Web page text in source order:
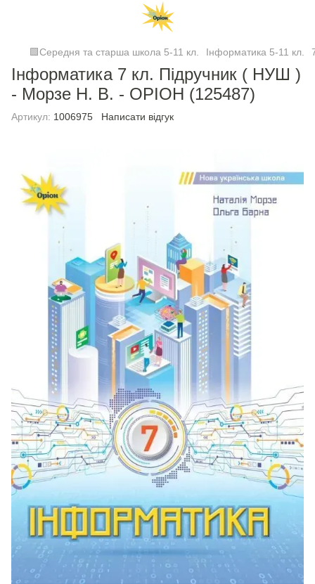
🟩Середня та старша школа 5-11 кл. Інформатика 5-11 кл.
Інформатика 7 кл. Підручник ( НУШ )
- Морзе Н. В. - ОРІОН (125487)
Артикул: 1006975 Написати відгук